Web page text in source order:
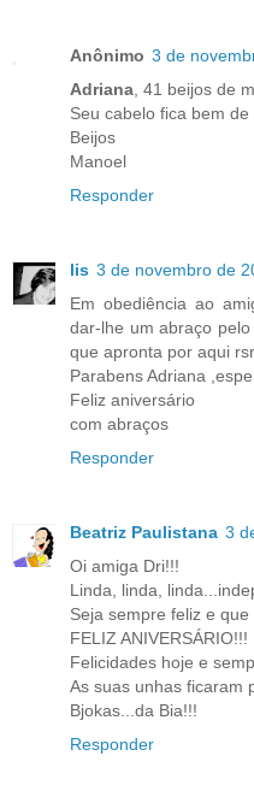
Anônimo 3 de
Adriana, 41 beijos de
Seu cabelo fica bem
Beijos
Manoel
Responder
lis 3 de novembro de
Em obediência ao
dar-lhe um abraço
que apronta por aqui
Parabens Adriana
Feliz aniversário
com abraços
Responder
Beatriz Paulistana 3
Oi amiga Dri!!!
Linda, linda,
Seja sempre feliz e
FELIZ ANIVERSÁRIO!!!
Felicidades hoje e
As suas unhas ficaram
Bjokas...da Bia!!!
Responder